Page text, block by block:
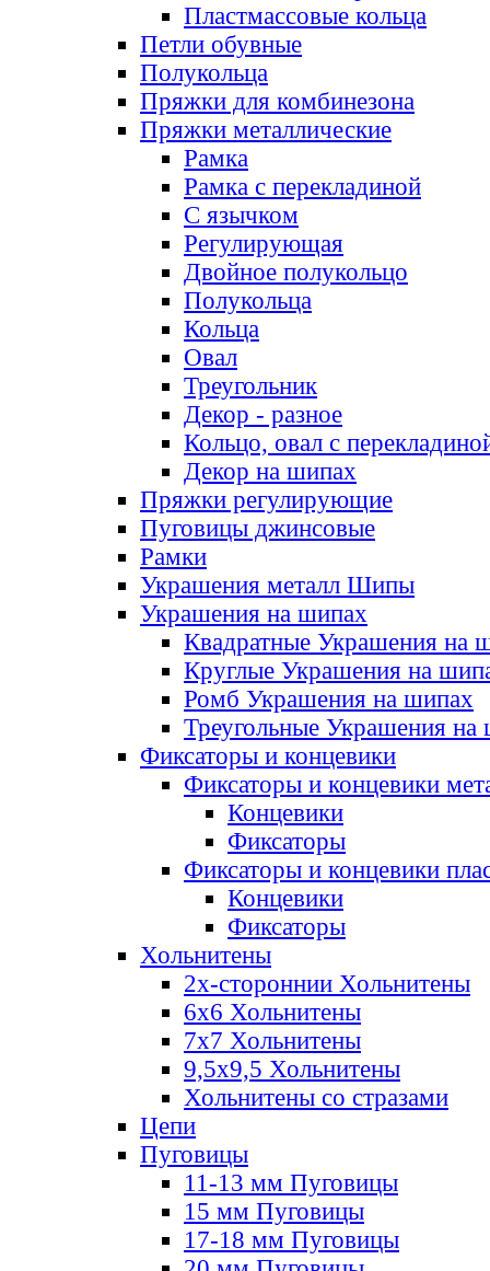
Пластмассовые кольца
Петли обувные
Полукольца
Пряжки для комбинезона
Пряжки металлические
Рамка
Рамка с перекладиной
С язычком
Регулирующая
Двойное полукольцо
Полукольца
Кольца
Овал
Треугольник
Декор - разное
Кольцо, овал с
Декор на шипах
Пряжки регулирующие
Пуговицы джинсовые
Рамки
Украшения металл Шипы
Украшения на шипах
Квадратные Украшения на
Круглые Украшения на
Ромб Украшения на шипах
Треугольные Украшения на
Фиксаторы и концевики
Фиксаторы и концевики
Концевики
Фиксаторы
Фиксаторы и концевики
Концевики
Фиксаторы
Хольнитены
2х-стороннии Хольнитены
6х6 Хольнитены
7х7 Хольнитены
9,5х9,5 Хольнитены
Хольнитены со стразами
Цепи
Пуговицы
11-13 мм Пуговицы
15 мм Пуговицы
17-18 мм Пуговицы